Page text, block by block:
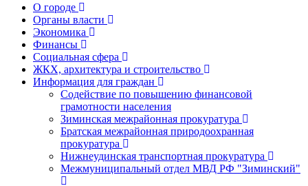
О городе
Органы власти
Экономика
Финансы
Социальная сфера
ЖКХ, архитектура и строительство
Информация для граждан
Содействие по повышению финансовой
грамотности населения
Зиминская межрайонная прокуратура
Братская межрайонная природоохранная
прокуратура
Нижнеудинская транспортная прокуратура
Межмуниципальный отдел МВД РФ "Зиминский"